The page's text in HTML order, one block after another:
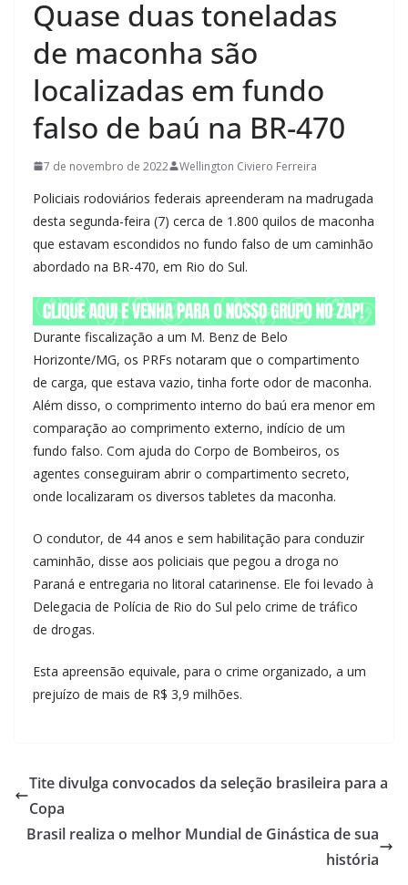
Quase duas toneladas
de maconha são
localizadas em fundo
falso de baú na BR-470
7 de novembro de 2022 Wellington Civiero Ferreira
Policiais rodoviários federais apreenderam na madrugada
desta segunda-feira (7) cerca de 1.800 quilos de maconha
que estavam escondidos no fundo falso de um caminhão
abordado na BR-470, em Rio do Sul.
Durante fiscalização a um M. Benz de Belo
Horizonte/MG, os PRFs notaram que o compartimento
de carga, que estava vazio, tinha forte odor de maconha.
Além disso, o comprimento interno do baú era menor em
comparação ao comprimento externo, indício de um
fundo falso. Com ajuda do Corpo de Bombeiros, os
agentes conseguiram abrir o compartimento secreto,
onde localizaram os diversos tabletes da maconha.
O condutor, de 44 anos e sem habilitação para conduzir
caminhão, disse aos policiais que pegou a droga no
Paraná e entregaria no litoral catarinense. Ele foi levado à
Delegacia de Polícia de Rio do Sul pelo crime de tráfico
de drogas.
Esta apreensão equivale, para o crime organizado, a um
prejuízo de mais de R$ 3,9 milhões.
Tite divulga convocados da seleção brasileira para a
Copa
Brasil realiza o melhor Mundial de Ginástica de sua
história